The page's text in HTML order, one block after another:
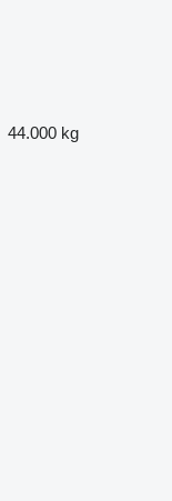
44.000 kg